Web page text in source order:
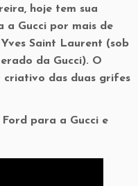
hoje tem sua
a Gucci por mais de
Saint Laurent (sob
da Gucci). O
criativo das duas grifes
Ford para a Gucci e